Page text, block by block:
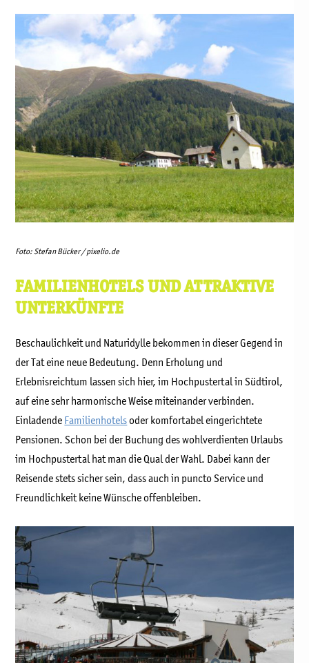
Foto: Stefan Bücker / pixelio.de
FAMILIENHOTELS UND ATTRAKTIVE
UNTERKÜNFTE
Beschaulichkeit und Naturidylle bekommen in dieser Gegend in
der Tat eine neue Bedeutung. Denn Erholung und
Erlebnisreichtum lassen sich hier, im Hochpustertal in Südtirol,
auf eine sehr harmonische Weise miteinander verbinden.
Einladende Familienhotelsoder komfortabel eingerichtete
Pensionen. Schon bei der Buchung des wohlverdienten Urlaubs
im Hochpustertal hat man die Qual der Wahl. Dabei kann der
Reisende stets sicher sein, dass auch in puncto Service und
Freundlichkeit keine Wünsche offenbleiben.